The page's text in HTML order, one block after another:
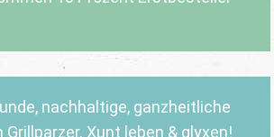
nachhaltige, ganzheitliche
Grillparzer. Xunt leben & glyxen!